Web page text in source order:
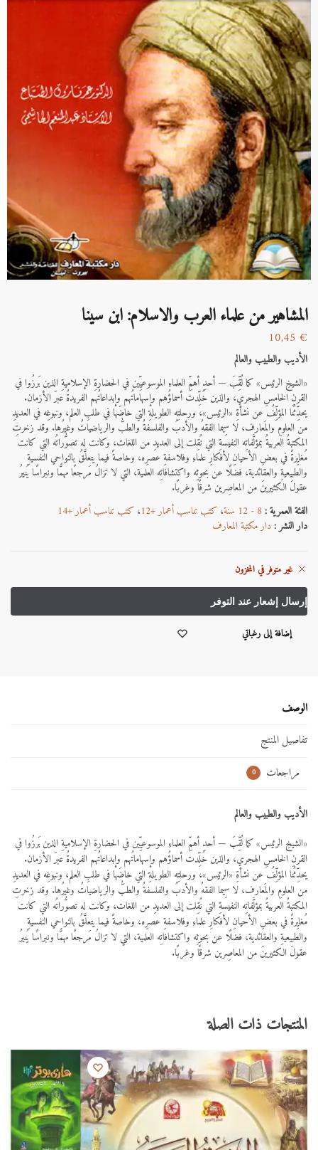
المشاهير من علماء العرب والاسلام: ابن سينا
10,45 €
الأديب والطبيب والعالم
«الشيخِ الرئيس» كما لُقِّبَ — أحدِ أهمِّ العلماءِ الموسوعيِّين في الحضارةِ الإسلاميةِ الذين بَرزُوا في
القرنِ الخامسِ الهجري، والذين خُلِّدت أسماؤُهم وإسهاماتُهم وإبداعاتُهم الفريدةُ عبرَ الأزمان.
يحدِّثُنا المؤلِّفُ عن نشأةِ «الرئيس»، ورحلتِه الطويلةِ التي خاضَها في طلبِ العلم، ونبوغِه في العديدِ
من العلومِ والمَعارف، لا سِيما الفقهُ والأدبُ والفلسفةُ والطبُّ والرياضياتُ وغيرُها. وقد زخرتِ
المكتبةُ العربيةُ بمؤلَّفاتِه النفيسةِ التي نُقِلت إلى العديدِ من اللغات، وكانت له تصوُّراتُه التي كانت
مُغايِرةً في بعضِ الأحيانِ لأفكارِ علماءِ وفلاسفةِ عصرِه، وخاصةً فيما يتعلَّقُ بالنواحي النفسيةِ
والطبيعيةِ والعقائدية، فضلًا عن بحوثِه واكتشافاتِه العلمية، التي لا تزالُ مَرجعًا مهمًّا ونبراسًا يُنيرُ
عقولَ الكثيرينَ من المعاصِرين شرقًا وغربًا.‎
الفئة العمرية :8 - 12 سنة ، كتب تناسب أعمار +12 ، كتب تناسب أعمار +14
دار النشر :دار مكتبة المعارف
غير متوفر في المخزون
إضافة إلى رغباتي
الوصف
تفاصيل المنتج
مراجعات
0
الأديب والطبيب والعالم
«الشيخِ الرئيس» كما لُقِّبَ — أحدِ أهمِّ العلماءِ الموسوعيِّين في الحضارةِ الإسلاميةِ الذين بَرزُوا في
القرنِ الخامسِ الهجري، والذين خُلِّدت أسماؤُهم وإسهاماتُهم وإبداعاتُهم الفريدةُ عبرَ الأزمان.
يحدِّثُنا المؤلِّفُ عن نشأةِ «الرئيس»، ورحلتِه الطويلةِ التي خاضَها في طلبِ العلم، ونبوغِه في العديدِ
من العلومِ والمَعارف، لا سِيما الفقهُ والأدبُ والفلسفةُ والطبُّ والرياضياتُ وغيرُها. وقد زخرتِ
المكتبةُ العربيةُ بمؤلَّفاتِه النفيسةِ التي نُقِلت إلى العديدِ من اللغات، وكانت له تصوُّراتُه التي كانت
مُغايِرةً في بعضِ الأحيانِ لأفكارِ علماءِ وفلاسفةِ عصرِه، وخاصةً فيما يتعلَّقُ بالنواحي النفسيةِ
والطبيعيةِ والعقائدية، فضلًا عن بحوثِه واكتشافاتِه العلمية، التي لا تزالُ مَرجعًا مهمًّا ونبراسًا يُنيرُ
عقولَ الكثيرينَ من المعاصِرين شرقًا وغربًا.‎
المنتجات ذات الصلة